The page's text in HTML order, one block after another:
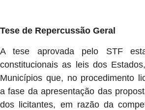
Tese de Repercussão Geral
A tese aprovada pelo STF
constitucionais as leis dos
Municípios que, no procedimento
a fase da apresentação das
dos licitantes, em razão da